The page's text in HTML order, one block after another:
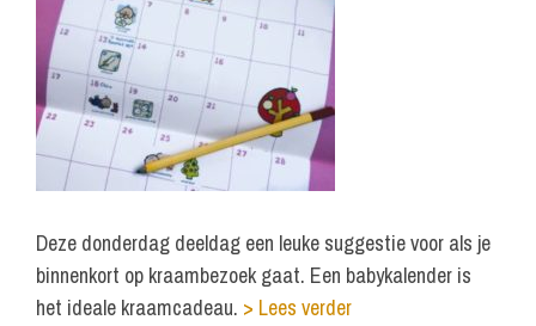
Deze donderdag deeldag een leuke suggestie voor als je
binnenkort op kraambezoek gaat. Een babykalender is
het ideale kraamcadeau. > Lees verder